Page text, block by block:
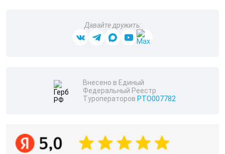
Давайте дружить:
Внесено в Единый
Федеральный Реестр
Туроператоров РТО007782